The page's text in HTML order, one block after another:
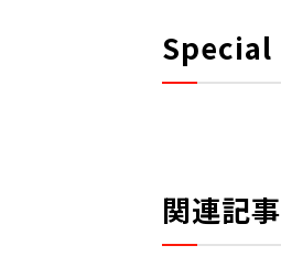
Special
関連記事